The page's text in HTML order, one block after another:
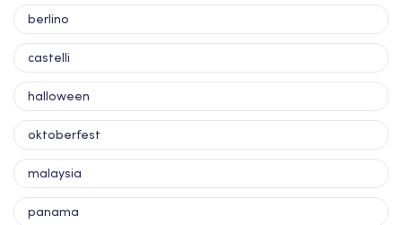
berlino
castelli
halloween
oktoberfest
malaysia
panama